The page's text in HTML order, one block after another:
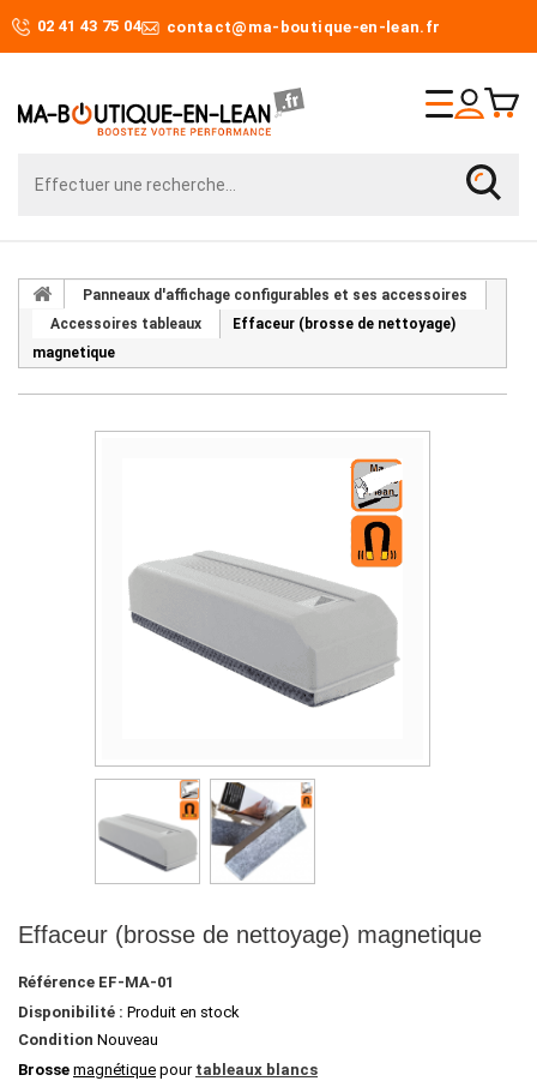
02 41 43 75 04 contact@ma-boutique-en-lean.fr
Panneaux d'affichage configurables et ses accessoires
Accessoires tableaux
Effaceur (brosse de nettoyage)
magnetique
Effaceur (brosse de nettoyage) magnetique
Référence EF-MA-01
Disponibilité : Produit en stock
Condition Nouveau
Brosse magnétique pour tableaux blancs